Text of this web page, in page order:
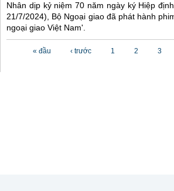
Nhân dịp kỷ niệm 70 năm ngày ký Hiệp
21/7/2024), Bộ Ngoại giao đã phát hành
ngoại giao Việt Nam'.
« đầu ‹ trước 1 2 3